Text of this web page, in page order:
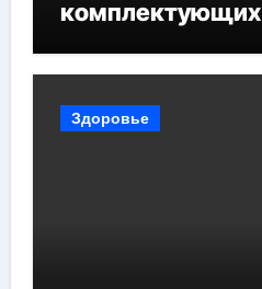
комплектующих
Здоровье